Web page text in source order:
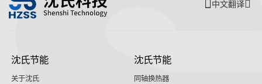
中文翻译
沈氏节能
关于沈氏
沈氏节能
同轴换热器